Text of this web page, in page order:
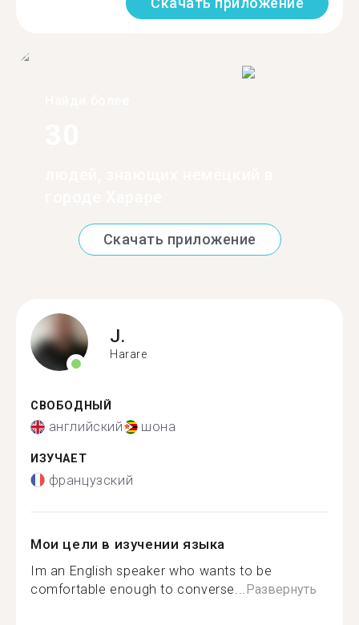
Скачать приложение
J.
Harare
СВОБОДНЫЙ
английский шона
ИЗУЧАЕТ
французский
Мои цели в изучении языка
Im an English speaker who wants to be
comfortable enough to converse... Развернуть